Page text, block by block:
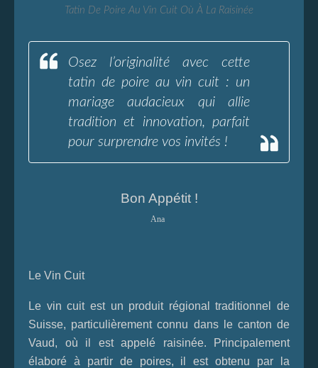
Tatin De Poire Au Vin Cuit Où À La Raisinée
Osez l’originalité avec cette
tatin de poire au vin cuit : un
mariage audacieux qui allie
tradition et innovation, parfait
pour surprendre vos invités !
Bon Appétit !
Ana
Le Vin Cuit
Le vin cuit est un produit régional traditionnel de
Suisse, particulièrement connu dans le canton de
Vaud, où il est appelé raisinée. Principalement
élaboré à partir de poires, il est obtenu par la